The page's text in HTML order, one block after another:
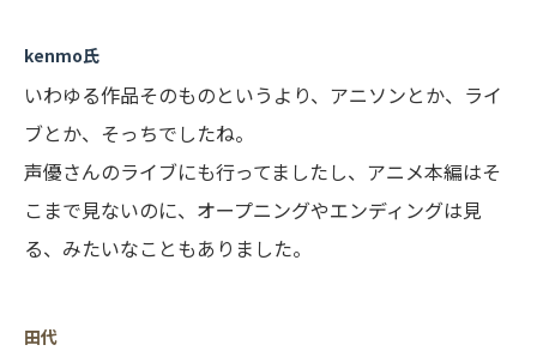
kenmo氏
いわゆる作品そのものというより、アニソンとか、ライ
ブとか、そっちでしたね。
声優さんのライブにも行ってましたし、アニメ本編はそ
こまで見ないのに、オープニングやエンディングは見
る、みたいなこともありました。
田代